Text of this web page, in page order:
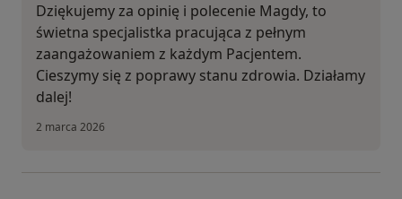
Dziękujemy za opinię i polecenie Magdy, to
świetna specjalistka pracująca z pełnym
zaangażowaniem z każdym Pacjentem.
Cieszymy się z poprawy stanu zdrowia. Działamy
dalej!
2 marca 2026